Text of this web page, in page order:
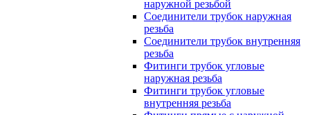
наружной резьбой
Соединители трубок наружная
резьба
Соединители трубок внутренняя
резьба
Фитинги трубок угловые
наружная резьба
Фитинги трубок угловые
внутренняя резьба